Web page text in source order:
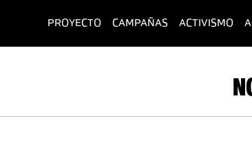
PROYECTO(current)
CAMPAÑAS ACTIVISMO